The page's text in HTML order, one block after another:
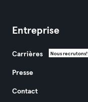
Entreprise
Carrières Nous recrutons!
Presse
Contact